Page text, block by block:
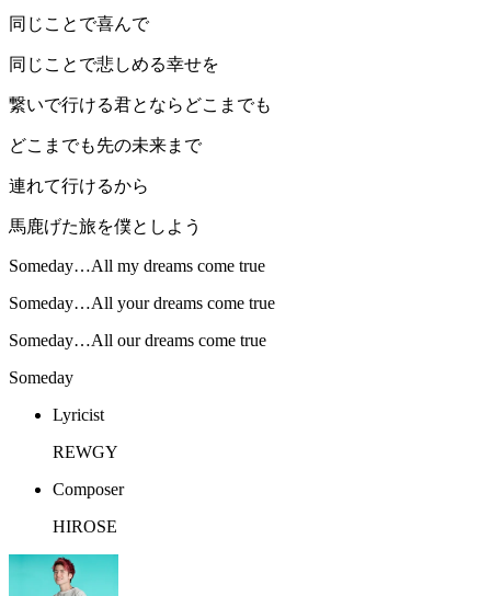
同じことで喜んで
同じことで悲しめる幸せを
繋いで行ける君とならどこまでも
どこまでも先の未来まで
連れて行けるから
馬鹿げた旅を僕としよう
Someday…All my dreams come true
Someday…All your dreams come true
Someday…All our dreams come true
Someday
Lyricist
REWGY
Composer
HIROSE